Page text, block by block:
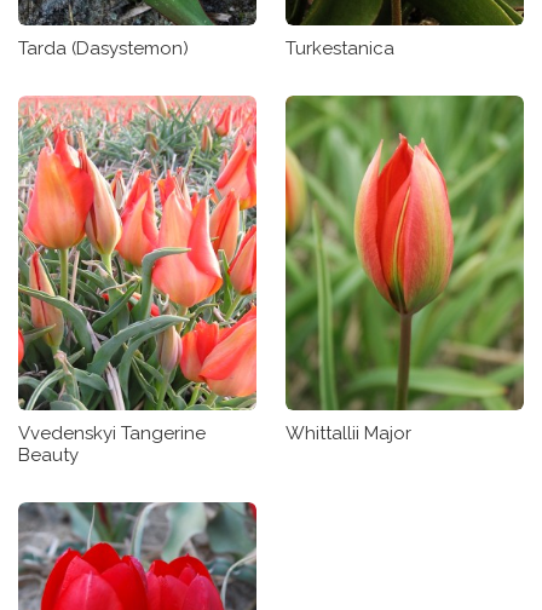
Tarda (Dasystemon) Turkestanica
Vvedenskyi Tangerine
Beauty
Whittallii Major